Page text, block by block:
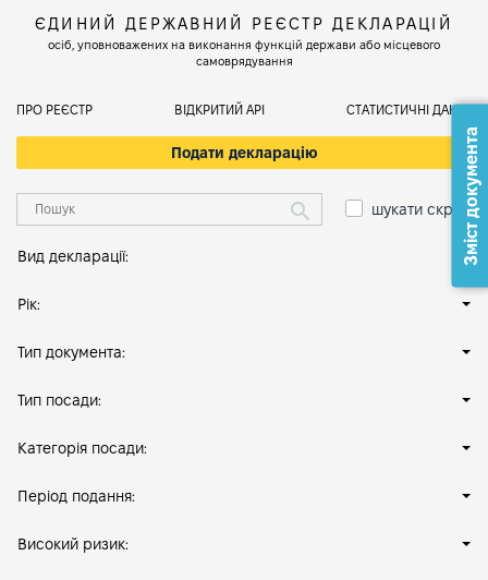
ЄДИНИЙ ДЕРЖАВНИЙ РЕЄСТР ДЕКЛАРАЦІЙ
осіб, уповноважених на виконання функцій держави або місцевого
самоврядування
ПРО РЕЄСТР ВІДКРИТИЙ АРІ СТАТИСТИЧНІ ДАНІ
Подати декларацію
шукати скрізь
Вид декларації:
Рік:
Тип документа:
Тип посади:
Категорія посади:
Період подання:
Високий ризик:
Зміст документа